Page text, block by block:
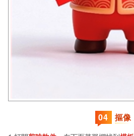
04 摳像